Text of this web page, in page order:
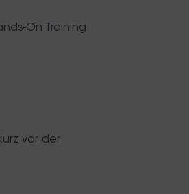
On Training
vor der